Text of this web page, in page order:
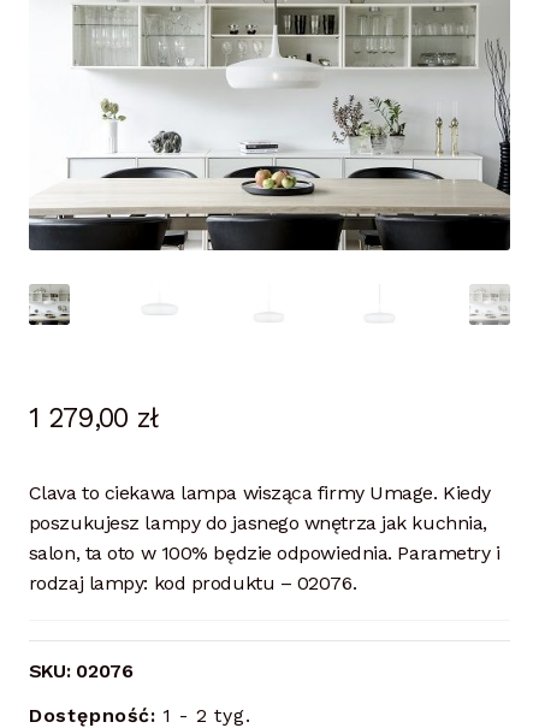
O firmie i sklepie
Odstąpienie od umowy
Polityka prywatności
Polityka rabatowa
1 279,00 zł
Clava to ciekawa lampa wisząca firmy Umage. Kiedy
poszukujesz lampy do jasnego wnętrza jak kuchnia,
salon, ta oto w 100% będzie odpowiednia. Parametry i
rodzaj lampy: kod produktu – 02076.
SKU: 02076
Dostępność: 1 - 2 tyg.